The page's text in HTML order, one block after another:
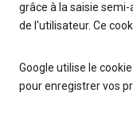
grâce à la saisie
de l'utilisateur. Ce
Google utilise le
pour enregistrer vos